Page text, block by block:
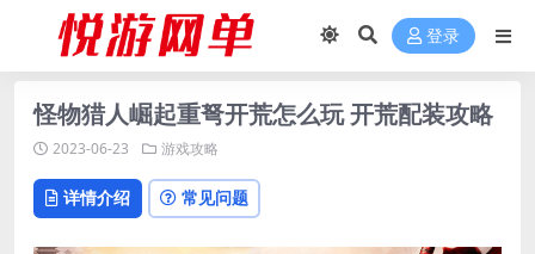
登录
怪物猎人崛起重弩开荒怎么玩 开荒配装攻略
2023-06-23 游戏攻略
详情介绍 常见问题